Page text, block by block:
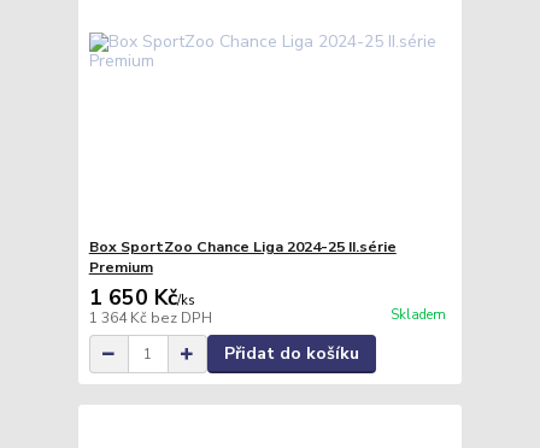
Box SportZoo Chance Liga 2024-25 II.série
Premium
1 650 Kč/ks
1 364 Kč bez DPH Skladem
Přidat do košíku